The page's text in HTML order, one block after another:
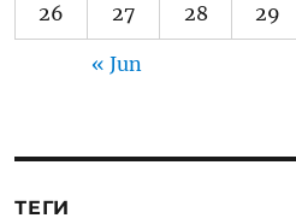
26 27 28 29
« Jun
ТЕГИ